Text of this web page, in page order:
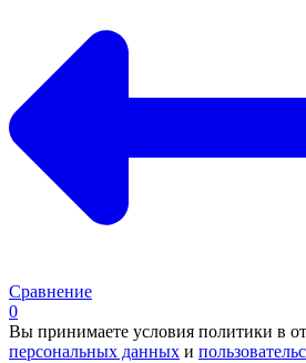
Сравнение
0
Вы принимаете условия политики в
персональных данных и